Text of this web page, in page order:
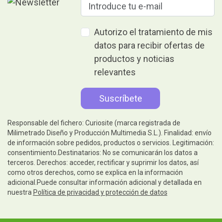
Autorizo el tratamiento de mis
datos para recibir ofertas de
productos y noticias
relevantes
Responsable del fichero: Curiosite (marca registrada de
Milimetrado Diseño y Producción Multimedia S.L.). Finalidad: envío
de información sobre pedidos, productos o servicios. Legitimación:
consentimiento.Destinatarios: No se comunicarán los datos a
terceros. Derechos: acceder, rectificar y suprimir los datos, así
como otros derechos, como se explica en la información
adicional.Puede consultar información adicional y detallada en
nuestra Política de privacidad y protección de datos